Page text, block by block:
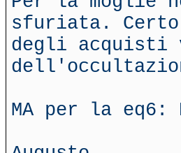
sfuriata. Certo
degli acquisti
MA per la eq6: